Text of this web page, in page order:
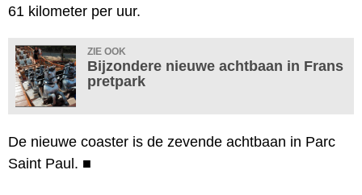
61 kilometer per uur.
ZIE OOK
Bijzondere nieuwe achtbaan in Frans
pretpark
De nieuwe coaster is de zevende achtbaan in Parc
Saint Paul. ■